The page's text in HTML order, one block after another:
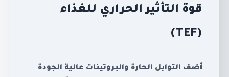
قوة التأثير الحراري للغذاء
(TEF)
أضف التوابل الحارة والبروتينات عالية الجودة